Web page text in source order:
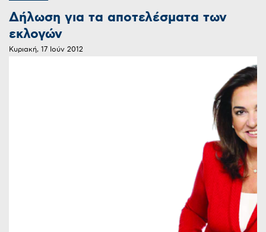
Δήλωση για τα αποτελέσματα των
εκλογών
Κυριακή, 17 Ιούν 2012